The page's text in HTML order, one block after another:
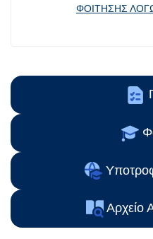
ΦΟΙΤΗΣΗΣ
Αρχείο